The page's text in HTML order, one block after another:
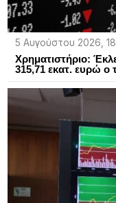
5 Αυγούστου 2026,
Χρηματιστήριο:
315,71 εκατ. ευρώ ο